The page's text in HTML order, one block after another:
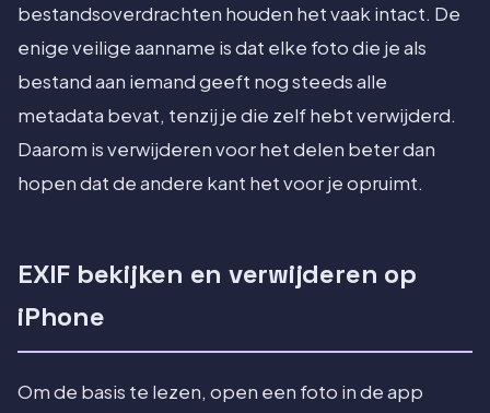
bestandsoverdrachten houden het vaak intact. De
enige veilige aanname is dat elke foto die je als
bestand aan iemand geeft nog steeds alle
metadata bevat, tenzij je die zelf hebt verwijderd.
Daarom is verwijderen voor het delen beter dan
hopen dat de andere kant het voor je opruimt.
EXIF bekijken en verwijderen op
iPhone
Om de basis te lezen, open een foto in de app